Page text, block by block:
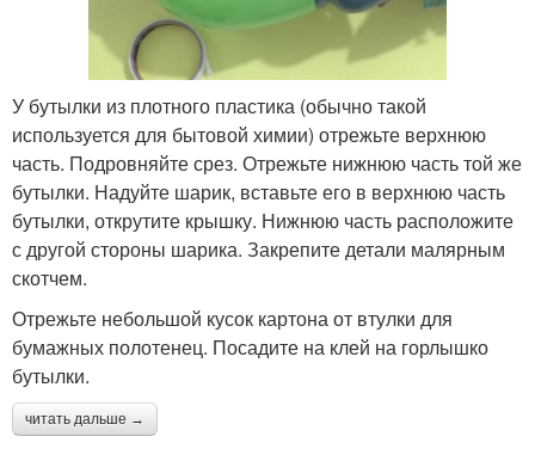
У бутылки из плотного пластика (обычно такой
используется для бытовой химии) отрежьте верхнюю
часть. Подровняйте срез. Отрежьте нижнюю часть той же
бутылки. Надуйте шарик, вставьте его в верхнюю часть
бутылки, открутите крышку. Нижнюю часть расположите
с другой стороны шарика. Закрепите детали малярным
скотчем.
Отрежьте небольшой кусок картона от втулки для
бумажных полотенец. Посадите на клей на горлышко
бутылки.
читать дальше →